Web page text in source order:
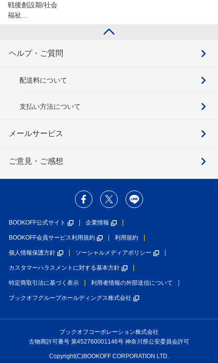
戦後創設期/社会
福祉…
ヘルプ・ご質問
配送料について
支払い方法について
メールサービス
ご意見・ご感想
BOOKOFF公式サイト 企業情報
BOOKOFF会員サービス利用規約 利用規約
個人情報保護方針 ソーシャルメディアポリシー
カスタマーハラスメントに対する基本方針
特定商取引法に基づく表示 利用者情報の外部送信について
ブックオフグループホールディングス株式会社
ブックオフコーポレーション株式会社
古物商許可番号 第452760001146号 神奈川県公安委員会許可
Copyright(C)BOOKOFF CORPORATION LTD.